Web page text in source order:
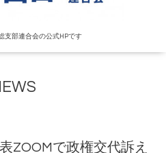
支部連合会の公式HPです
ZOOMで政権交代訴え